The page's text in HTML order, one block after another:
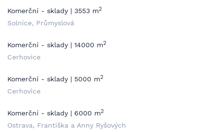
Komerční - sklady | 3553 m2
Solnice, Průmyslová
Komerční - sklady | 14000 m2
Cerhovice
Komerční - sklady | 5000 m2
Cerhovice
Komerční - sklady | 6000 m2
Ostrava, Františka a Anny Ryšových